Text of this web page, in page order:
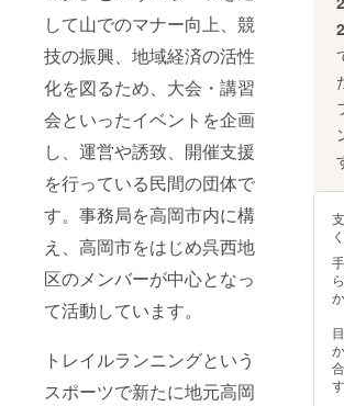
して山でのマナー向上、競
技の振興、地域経済の活性
化を図るため、大会・講習
会といったイベントを企画
し、運営や誘致、開催支援
を行っている民間の団体で
す。事務局を高岡市内に構
え、高岡市をはじめ呉西地
区のメンバーが中心となっ
て活動しています。
トレイルランニングという
スポーツで新たに地元高岡